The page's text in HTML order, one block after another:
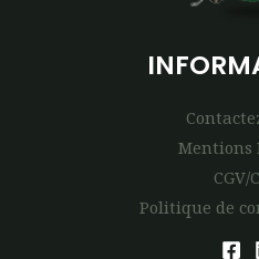
Mentions
CGV/
Politique de